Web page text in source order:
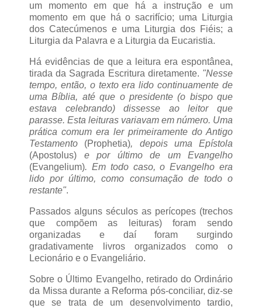
um momento em que há a instrução e um
momento em que há o sacrifício; uma Liturgia
dos Catecúmenos e uma Liturgia dos Fiéis; a
Liturgia da Palavra e a Liturgia da Eucaristia.
Há evidências de que a leitura era espontânea,
tirada da Sagrada Escritura diretamente. "Nesse
tempo, então, o texto era lido continuamente de
uma Bíblia, até que o presidente (o bispo que
estava celebrando) dissesse ao leitor que
parasse. Esta leituras variavam em número. Uma
prática comum era ler primeiramente do Antigo
Testamento (Prophetia), depois uma Epístola
(Apostolus) e por último de um Evangelho
(Evangelium). Em todo caso, o Evangelho era
lido por último, como consumação de todo o
restante".
Passados alguns séculos as perícopes (trechos
que compõem as leituras) foram sendo
organizadas e daí foram surgindo
gradativamente livros organizados como o
Lecionário e o Evangeliário.
Sobre o Último Evangelho, retirado do Ordinário
da Missa durante a Reforma pós-conciliar, diz-se
que se trata de um desenvolvimento tardio,